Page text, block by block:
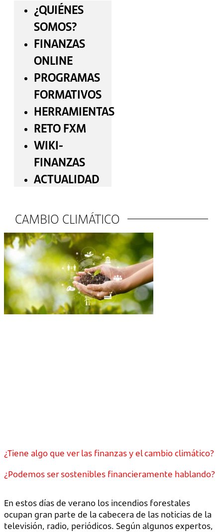
¿QUIÉNES
SOMOS?
FINANZAS
ONLINE
PROGRAMAS
FORMATIVOS
HERRAMIENTAS
RETO FXM
WIKI-
FINANZAS
ACTUALIDAD
CAMBIO CLIMÁTICO
¿Tiene algo que ver las finanzas y el cambio climático?
¿Podemos ser sostenibles financieramente hablando?
En estos días de verano los incendios forestales
ocupan gran parte de la cabecera de las noticias de la
televisión, radio, periódicos. Según algunos expertos,